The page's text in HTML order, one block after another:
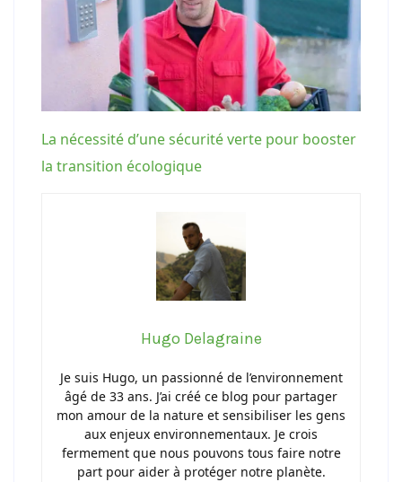
La nécessité d’une sécurité verte pour booster
la transition écologique
Hugo Delagraine
Je suis Hugo, un passionné de l’environnement
âgé de 33 ans. J’ai créé ce blog pour partager
mon amour de la nature et sensibiliser les gens
aux enjeux environnementaux. Je crois
fermement que nous pouvons tous faire notre
part pour aider à protéger notre planète.